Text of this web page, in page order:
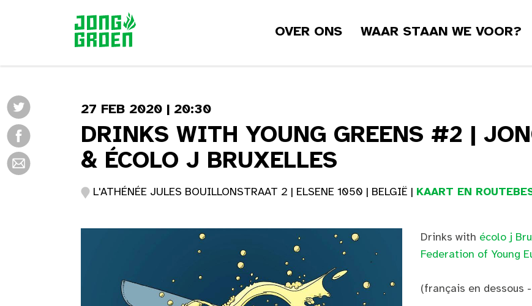
OVER ONS WAAR STAAN WE VOOR?
27 FEB 2020 | 20:30
DRINKS WITH YOUNG GREENS #2 |
& ÉCOLO J BRUXELLES
L'ATHÉNÉE JULES BOUILLONSTRAAT 2 | ELSENE 1050 | BELGIË | KAART EN
Drinks with écolo j
Federation of Young
(français en dessous